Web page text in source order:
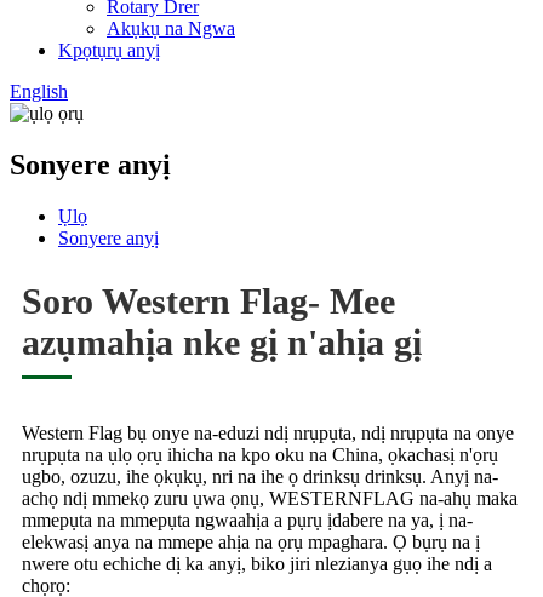
Rotary Drer
Akụkụ na Ngwa
Kpọtụrụ anyị
English
Sonyere anyị
Ụlọ
Sonyere anyị
Soro Western Flag- Mee
azụmahịa nke gị n'ahịa gị
Western Flag bụ onye na-eduzi ndị nrụpụta, ndị nrụpụta na onye
nrụpụta na ụlọ ọrụ ihicha na kpo oku na China, ọkachasị n'ọrụ
ugbo, ozuzu, ihe ọkụkụ, nri na ihe ọ drinksụ drinksụ. Anyị na-
achọ ndị mmekọ zuru ụwa ọnụ, WESTERNFLAG na-ahụ maka
mmepụta na mmepụta ngwaahịa a pụrụ ịdabere na ya, ị na-
elekwasị anya na mmepe ahịa na ọrụ mpaghara. Ọ bụrụ na ị
nwere otu echiche dị ka anyị, biko jiri nlezianya gụọ ihe ndị a
chọrọ: